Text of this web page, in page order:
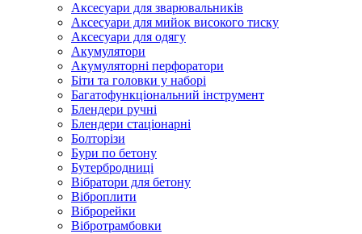
Аксесуари для зварювальників
Аксесуари для мийок високого тиску
Аксесуари для одягу
Акумулятори
Акумуляторні перфоратори
Біти та головки у наборі
Багатофункціональний інструмент
Блендери ручні
Блендери стаціонарні
Болторізи
Бури по бетону
Бутербродниці
Вібратори для бетону
Віброплити
Віброрейки
Вібротрамбовки